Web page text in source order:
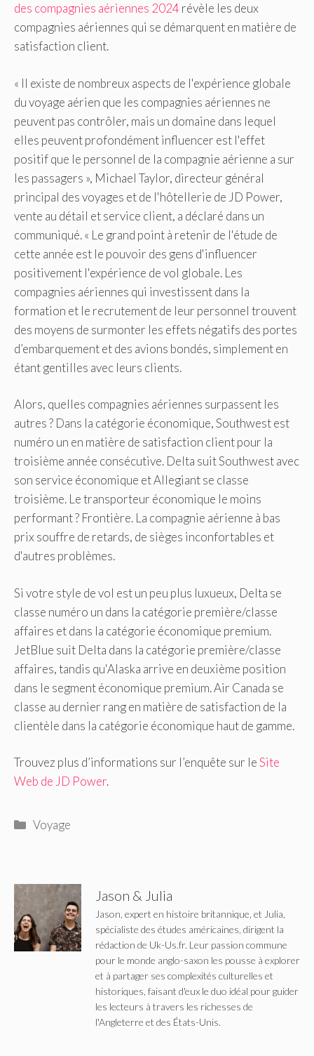
des compagnies aériennes 2024 révèle les deux
compagnies aériennes qui se démarquent en matière de
satisfaction client.
« Il existe de nombreux aspects de l'expérience globale
du voyage aérien que les compagnies aériennes ne
peuvent pas contrôler, mais un domaine dans lequel
elles peuvent profondément influencer est l'effet
positif que le personnel de la compagnie aérienne a sur
les passagers », Michael Taylor, directeur général
principal des voyages et de l'hôtellerie de JD Power,
vente au détail et service client, a déclaré dans un
communiqué. « Le grand point à retenir de l'étude de
cette année est le pouvoir des gens d'influencer
positivement l'expérience de vol globale. Les
compagnies aériennes qui investissent dans la
formation et le recrutement de leur personnel trouvent
des moyens de surmonter les effets négatifs des portes
d’embarquement et des avions bondés, simplement en
étant gentilles avec leurs clients.
Alors, quelles compagnies aériennes surpassent les
autres ? Dans la catégorie économique, Southwest est
numéro un en matière de satisfaction client pour la
troisième année consécutive. Delta suit Southwest avec
son service économique et Allegiant se classe
troisième. Le transporteur économique le moins
performant ? Frontière. La compagnie aérienne à bas
prix souffre de retards, de sièges inconfortables et
d'autres problèmes.
Si votre style de vol est un peu plus luxueux, Delta se
classe numéro un dans la catégorie première/classe
affaires et dans la catégorie économique premium.
JetBlue suit Delta dans la catégorie première/classe
affaires, tandis qu'Alaska arrive en deuxième position
dans le segment économique premium. Air Canada se
classe au dernier rang en matière de satisfaction de la
clientèle dans la catégorie économique haut de gamme.
Trouvez plus d’informations sur l’enquête sur leSite
Web de JD Power.
Catégories
Voyage
Jason & Julia
Jason, expert en histoire britannique, et Julia,
spécialiste des études américaines, dirigent la
rédaction de Uk-Us.fr. Leur passion commune
pour le monde anglo-saxon les pousse à explorer
et à partager ses complexités culturelles et
historiques, faisant d'eux le duo idéal pour guider
les lecteurs à travers les richesses de
l'Angleterre et des États-Unis.